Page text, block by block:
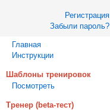
Регистрация
Забыли пароль?
Главная
Инструкции
Шаблоны тренировок
Посмотреть
Тренер (beta-тест)